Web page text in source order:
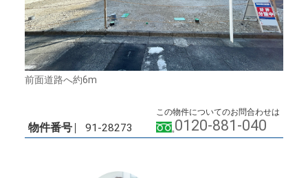
前面道路へ約6m
物件番号 91-28273
この物件についてのお問合わせは
0120-881-040